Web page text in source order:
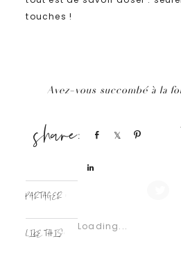
touches !
Avez-vous succombé à la
Share Share
PARTAGER :
LIKE THIS:
Loading...